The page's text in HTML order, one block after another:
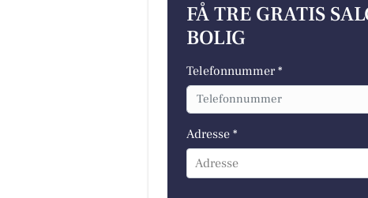
FÅ TRE GRATIS
BOLIG
Telefonnummer *
Adresse *
Adresse